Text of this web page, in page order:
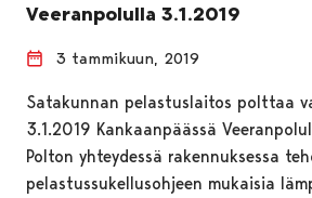
Veeranpolulla 3.1.2019
3 tammikuun, 2019
Satakunnan pelastuslaitos polttaa
3.1.2019 Kankaanpäässä
Polton yhteydessä rakennuksessa
pelastussukellusohjeen mukaisia